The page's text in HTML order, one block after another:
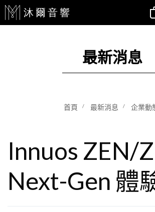
跳
至
最新消息
首頁 最新消息 企業動
Innuos ZEN/
Next-Gen 體